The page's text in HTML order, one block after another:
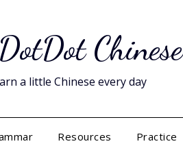
Chinese
a little Chinese every day
Resources Practice